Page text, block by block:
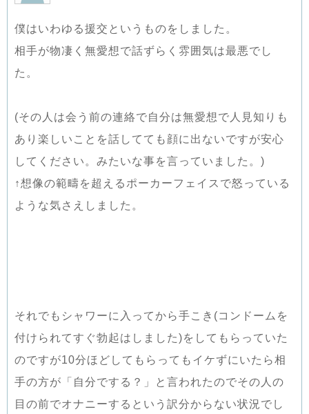
僕はいわゆる援交というものをしました。
相手が物凄く無愛想で話ずらく雰囲気は最悪でし
た。
(その人は会う前の連絡で自分は無愛想で人見知りも
あり楽しいことを話してても顔に出ないですが安心
してください。みたいな事を言っていました。)
↑想像の範疇を超えるポーカーフェイスで怒っている
ような気さえしました。
それでもシャワーに入ってから手こき(コンドームを
付けられてすぐ勃起はしました)をしてもらっていた
のですが10分ほどしてもらってもイケずにいたら相
手の方が「自分でする？」と言われたのでその人の
目の前でオナニーするという訳分からない状況でし